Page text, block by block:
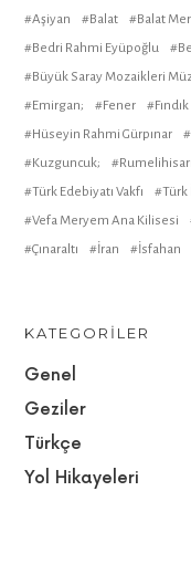
Aşiyan
Balat Balat
Bedri Rahmi Eyüpoğlu
Büyük Saray Mozaikleri
Emirgan;
Fener Fındık
Hüseyin Rahmi Gürpınar
Kuzguncuk;
Türk Edebiyatı Vakfı
Türk
Vefa Meryem Ana Kilisesi
Çınaraltı
İran İsfahan
KATEGORILER
Genel
Geziler
Türkçe
Yol Hikayeleri